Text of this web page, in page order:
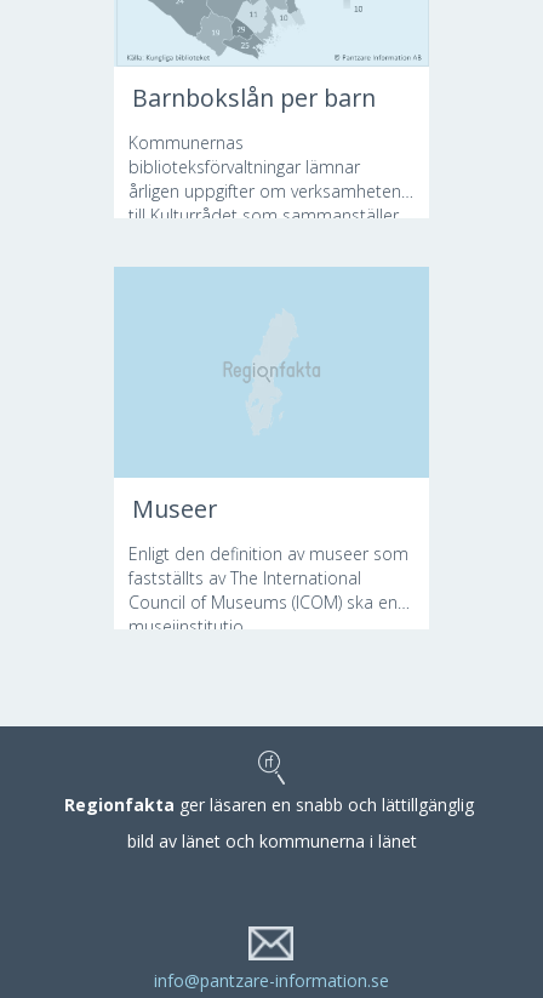
Barnbokslån per barn
Kommunernas
biblioteksförvaltningar lämnar
årligen uppgifter om verksamheten
till Kulturrådet som sammanställer...
Museer
Enligt den definition av museer som
fastställts av The International
Council of Museums (ICOM) ska en
museiinstitutio...
Regionfakta ger läsaren en snabb och lättillgänglig
bild av länet och kommunerna i länet
info@pantzare-information.se